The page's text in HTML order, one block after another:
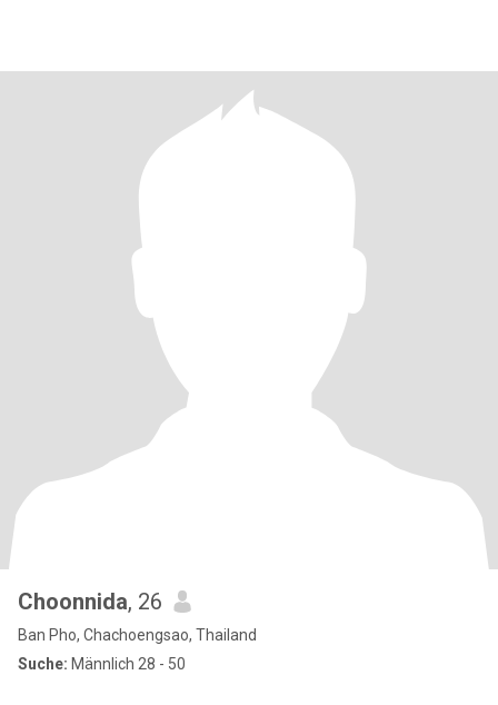
Choonnida, 26
Ban Pho, Chachoengsao, Thailand
Suche: Männlich 28 - 50